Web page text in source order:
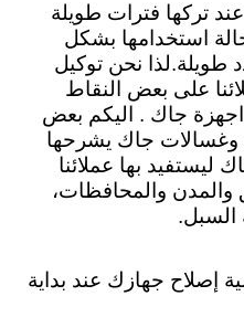
تركها فترات طويلة
استخدامها بشكل
طويلة.لذا نحن توكيل
على بعض النقاط
جاك . اليكم بعض
وغسالات جاك يشرحها
ليستفيد بها عملائنا
والمدن والمحافظات،
السبل.
إصلاح جهازك عند بداية